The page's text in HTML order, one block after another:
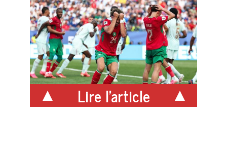
Lire l'article